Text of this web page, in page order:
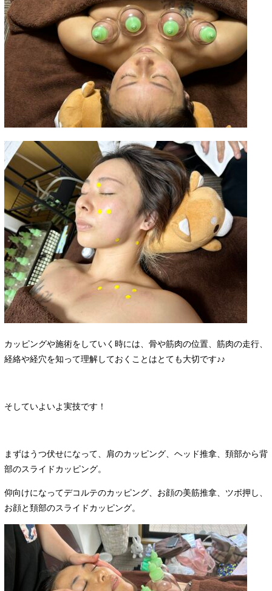
カッピングや施術をしていく時には、骨や筋肉の位置、筋肉の走行、
経絡や経穴を知って理解しておくことはとても大切です♪♪
そしていよいよ実技です！
まずはうつ伏せになって、肩のカッピング、ヘッド推拿、頚部から背
部のスライドカッピング。
仰向けになってデコルテのカッピング、お顔の美筋推拿、ツボ押し、
お顔と頚部のスライドカッピング。